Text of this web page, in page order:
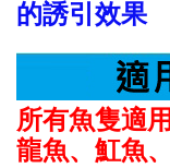
的誘引效果
所有魚隻適
龍魚、魟魚